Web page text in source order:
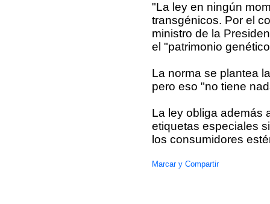
"La ley en ningún
transgénicos. Por el
ministro de la
el "patrimonio
La norma se plantea
pero eso "no tiene
La ley obliga además
etiquetas especiales
los consumidores